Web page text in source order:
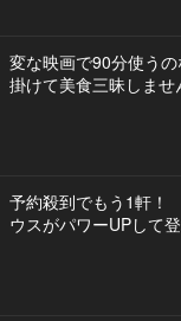
変な映画で90分使う
掛けて美食三昧しませ
予約殺到でもう1軒！
ウスがパワーUPして